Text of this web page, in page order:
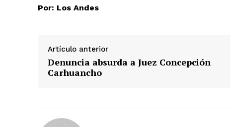
Por: Los Andes
Artículo anterior
Denuncia absurda a Juez Concepción
Carhuancho